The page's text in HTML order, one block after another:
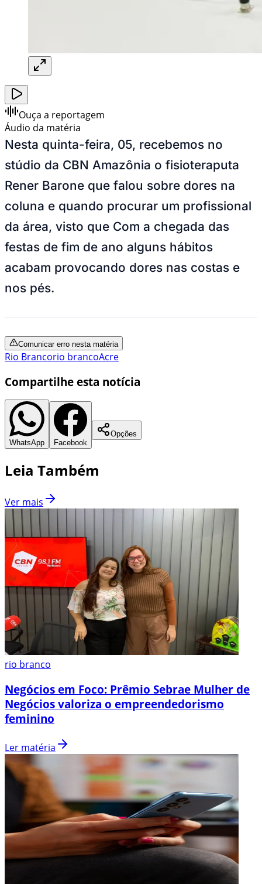
Ouça a reportagem
Áudio da matéria
Nesta quinta-feira, 05, recebemos no
stúdio da CBN Amazônia o fisioteraputa
Rener Barone que falou sobre dores na
coluna e quando procurar um profissional
da área, visto que Com a chegada das
festas de fim de ano alguns hábitos
acabam provocando dores nas costas e
nos pés.
Comunicar erro nesta matéria
Rio Brancorio brancoAcre
Compartilhe esta notícia
WhatsApp Facebook
Opções
Leia Também
Ver mais
rio branco
Negócios em Foco: Prêmio Sebrae Mulher de
Negócios valoriza o empreendedorismo
feminino
Ler matéria